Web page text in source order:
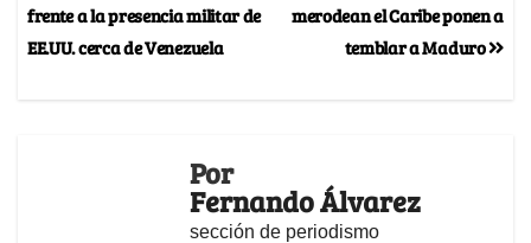
merodean el Caribe ponen a
temblar a Maduro
frente a la presencia militar de
EE.UU. cerca de Venezuela
Por
Fernando Álvarez
sección de periodismo